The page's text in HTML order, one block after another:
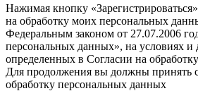
Нажимая кнопку
на обработку моих персональных
Федеральным законом от 27.07.2006
персональных данных», на условиях и
определенных в Согласии на
Для продолжения вы должны принять
обработку персональных данных